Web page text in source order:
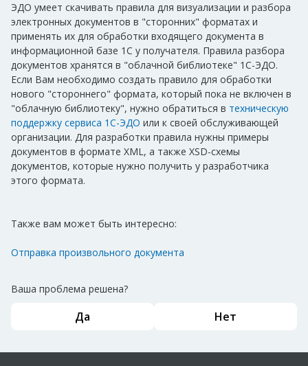
ЭДО умеет скачивать правила для визуализации и разбора
электронных документов в "сторонних" форматах и
применять их для обработки входящего документа в
информационной базе 1С у получателя. Правила разбора
документов хранятся в "облачной библиотеке" 1С-ЭДО.
Если Вам необходимо создать правило для обработки
нового "стороннего" формата, который пока не включен в
"облачную библиотеку", нужно обратиться в техническую
поддержку сервиса 1С-ЭДО или к своей обслуживающей
организации. Для разработки правила нужны примеры
документов в формате XML, а также XSD-схемы
документов, которые нужно получить у разработчика
этого формата.
Также вам может быть интересно:
Отправка произвольного документа
Ваша проблема решена?
Да Нет